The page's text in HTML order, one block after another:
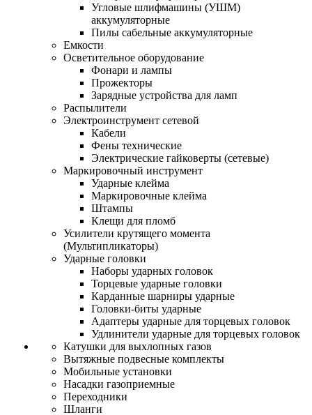
Угловые шлифмашины (УШМ)
аккумуляторные
Пилы сабельные аккумуляторные
Емкости
Осветительное оборудование
Фонари и лампы
Прожекторы
Зарядные устройства для ламп
Распылители
Электроинструмент сетевой
Кабели
Фены технические
Электрические гайковерты (сетевые)
Маркировочный инструмент
Ударные клейма
Маркировочные клейма
Штампы
Клещи для пломб
Усилители крутящего момента
(Мультипликаторы)
Ударные головки
Наборы ударных головок
Торцевые ударные головки
Карданные шарниры ударные
Головки-биты ударные
Адаптеры ударные для торцевых головок
Удлинители ударные для торцевых головок
Катушки для выхлопных газов
Вытяжные подвесные комплекты
Мобильные установки
Насадки газоприемные
Переходники
Шланги